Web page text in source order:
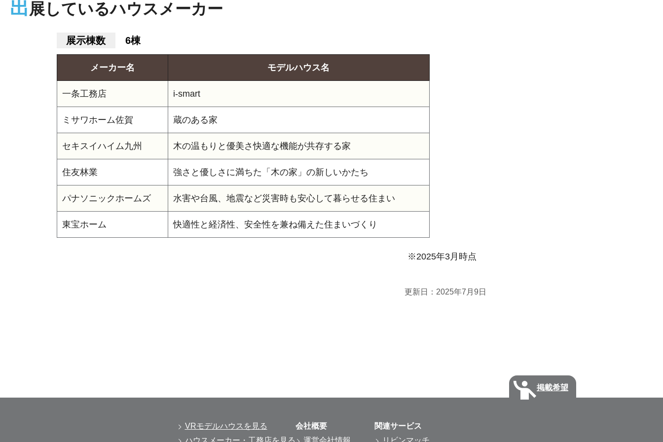
出展しているハウスメーカー
展示棟数 6棟
メーカー名 モデルハウス名
一条工務店 i-smart
ミサワホーム佐賀 蔵のある家
セキスイハイム九州 木の温もりと優美さ快適な機能が共存する家
住友林業 強さと優しさに満ちた「木の家」の新しいかたち
パナソニックホームズ 水害や台風、地震など災害時も安心して暮らせる住まい
東宝ホーム 快適性と経済性、安全性を兼ね備えた住まいづくり
※2025年3月時点
更新日： 2025年7月9日
掲載希望
VRモデルハウスを見る
ハウスメーカー・工務店を見る
会社概要
運営会社情報
関連サービス
リビンマッチ